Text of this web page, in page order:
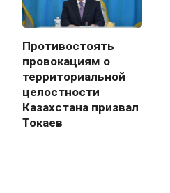
Противостоять
провокациям о
территориальной
целостности
Казахстана призвал
Токаев